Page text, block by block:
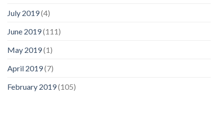
July 2019(4)
June 2019(111)
May 2019(1)
April 2019(7)
February 2019(105)